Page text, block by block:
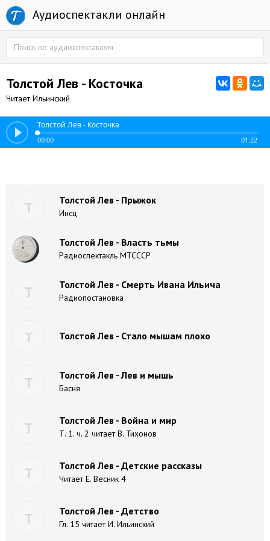
Аудиоспектакли онлайн
Толстой Лев - Косточка
Читает Ильинский
Толстой Лев - Косточка
00:00 01:22
Т Толстой Лев - Прыжок
Инсц
Толстой Лев - Власть тьмы
Радиоспектакль МТСССР
Т Толстой Лев - Смерть Ивана Ильича
Радиопостановка
Т Толстой Лев - Стало мышам плохо
Т Толстой Лев - Лев и мышь
Басня
Т Толстой Лев - Война и мир
Т. 1. ч. 2 читает В. Тихонов
Т Толстой Лев - Детские рассказы
Читает Е. Весник 4
Т Толстой Лев - Детство
Гл. 15 читает И. Ильинский